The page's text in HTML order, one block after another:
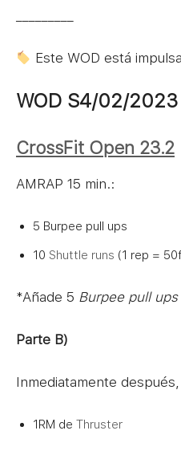
Este WOD está
WOD S4/02/2023
CrossFit Open 23.2
AMRAP 15 min.:
5 Burpee pull ups
10 Shuttle runs (1 rep =
*Añade 5 Burpee pull ups
Parte B)
Inmediatamente
1RM de Thruster